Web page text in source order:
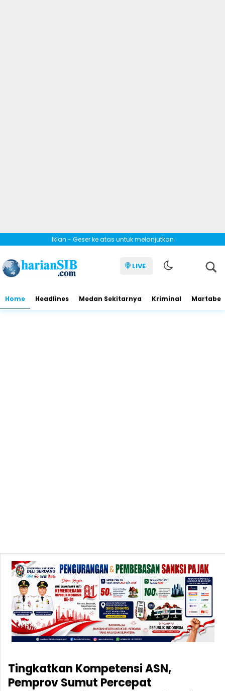
Iklan - Geser ke atas untuk melanjutkan
LIVE
Home Headlines Medan Sekitarnya Kriminal Martabe
Tingkatkan Kompetensi ASN,
Pemprov Sumut Percepat